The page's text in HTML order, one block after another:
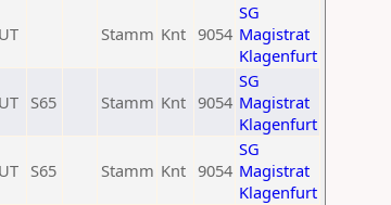
Stamm Knt 9054
SG
Magistrat
Klagenfurt
S65 Stamm Knt 9054
SG
Magistrat
Klagenfurt
S65 Stamm Knt 9054
SG
Magistrat
Klagenfurt